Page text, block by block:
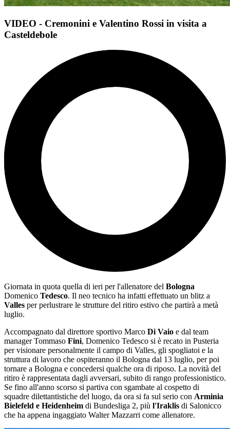
VIDEO - Cremonini e Valentino Rossi in visita a
Casteldebole
Giornata in quota quella di ieri per l'allenatore del Bologna
Domenico Tedesco. Il neo tecnico ha infatti effettuato un blitz a
Valles per perlustrare le strutture del ritiro estivo che partirà a metà
luglio.
Accompagnato dal direttore sportivo Marco Di Vaio e dal team
manager Tommaso Fini, Domenico Tedesco si è recato in Pusteria
per visionare personalmente il campo di Valles, gli spogliatoi e la
struttura di lavoro che ospiteranno il Bologna dal 13 luglio, per poi
tornare a Bologna e concedersi qualche ora di riposo. La novità del
ritiro è rappresentata dagli avversari, subito di rango professionistico.
Se fino all'anno scorso si partiva con sgambate al cospetto di
squadre dilettantistiche del luogo, da ora si fa sul serio con Arminia
Bielefeld e Heidenheim di Bundesliga 2, più l'Iraklis di Salonicco
che ha appena ingaggiato Walter Mazzarri come allenatore.